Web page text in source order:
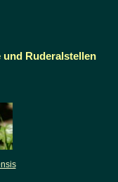
und Ruderalstellen